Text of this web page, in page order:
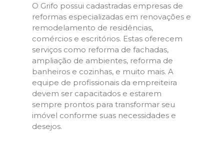
O Grifo possui cadastradas empresas de
reformas especializadas em renovações e
remodelamento de residências,
comércios e escritórios. Estas oferecem
serviços como reforma de fachadas,
ampliação de ambientes, reforma de
banheiros e cozinhas, e muito mais. A
equipe de profissionais da empreiteira
devem ser capacitados e estarem
sempre prontos para transformar seu
imóvel conforme suas necessidades e
desejos.